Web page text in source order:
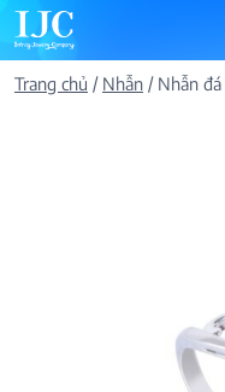
Skip
to
content
Trang chủ / Nhẫn / Nhẫn